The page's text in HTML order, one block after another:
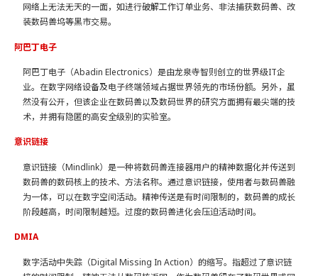
网络上无法无天的一面，如进行破解工作订单业务、非法捕获数码兽、改
装数码兽坞等黑市交易。​
阿巴丁电子
阿巴丁电子（Abadin Electronics）是由龙泉寺智则创立的世界级IT企
业。在数字网络设备及电子终端领域占据世界领先的市场份额。另外，虽
然没有公开，但该企业在数码兽以及数码世界的研究方面拥有最尖端的技
术，并拥有隐匿的高安全级别的实验室。
意识链接
意识链接（Mindlink）是一种将数码兽连接器用户的精神数据化并传送到
数码兽的数码核上的技术、方法名称。通过意识链接，使用者与数码兽融
为一体，可以在数字空间活动。精神传送是有时间限制的，数码兽的成长
阶段越高，时间限制越短。过度的数码兽进化会压迫活动时间。
DMIA
数字活动中失踪（Digital Missing In Action）的缩写。指超过了意识链